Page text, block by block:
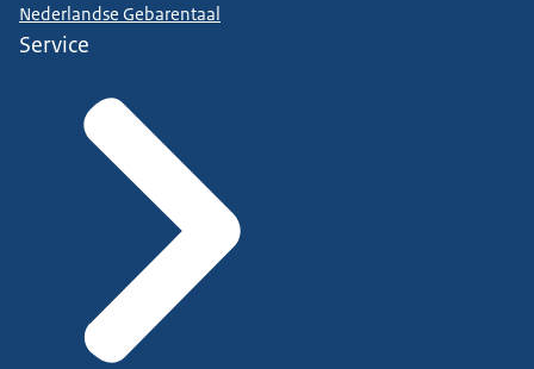
Nederlandse Gebarentaal
Service